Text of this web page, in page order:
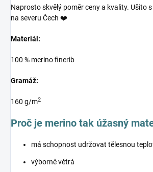
Naprosto skvělý poměr ceny a kvality. Ušito
na severu Čech ❤️
Materiál:
100 % merino finerib
Gramáž:
160 g/m2
Proč je merino tak úžasný
má schopnost udržovat tělesnou
výborně větrá